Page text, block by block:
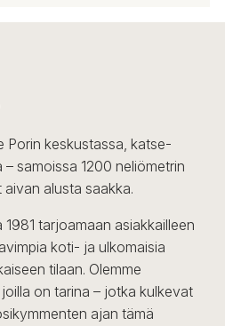
Porin keskustassa, katse-
samoissa 1200 neliömetrin
alusta saakka.
tarjoamaan asiakkailleen
koti- ja ulkomaisia
tilaan. Olemme
on tarina – jotka kulkevat
ajan tämä